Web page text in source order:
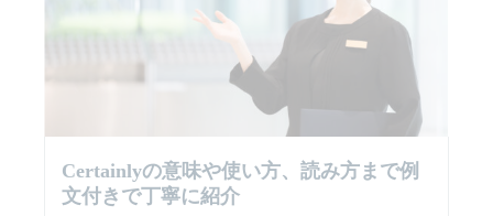
Certainlyの意味や使い方、読み方まで例
文付きで丁寧に紹介